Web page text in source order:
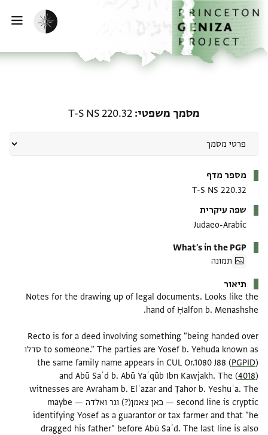
לתוכןהבית
הפעלת מצב כהה
מסמך משפטי T-S NS 220.32
מספר מדף
T-S NS 220.32
שפה עיקרית
Judaeo-Arabic
What's in the PGP
תמונה
תיאור
Notes for the drawing up of legal documents. Looks like the
Recto is for a deed involving something "being handed over
to someone." The parties are Yosef b. Yehuda known as סדלו
(the same family name appears in CUL Or.1080 J88 (
PGPID
4018
)) and Abū Saʿd b. Abū Yaʿqūb Ibn Kawjakh. The
witnesses are Avraham b. Elʿazar and Ṭahor b. Yeshuʿa. The
second line is cryptic — כאן צאמן(?) וגר ואלדה — maybe
identifying Yosef as a guarantor or tax farmer and that "he
dragged his father" before Abū Saʿd. The last line is also